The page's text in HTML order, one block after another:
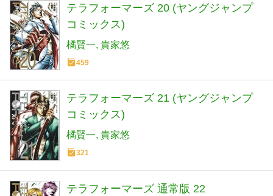
テラフォーマーズ 20 (ヤングジャンプ
コミックス)
橘賢一 貴家悠
459
テラフォーマーズ 21 (ヤングジャンプ
コミックス)
橘賢一 貴家悠
321
テラフォーマーズ 通常版 22